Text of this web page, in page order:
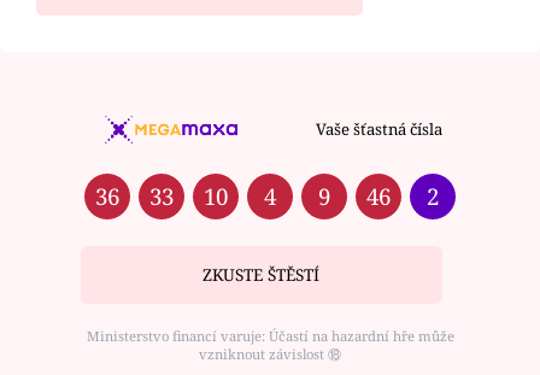
Vaše šťastná čísla
36 33 10 4 9 46 2
ZKUSTE ŠTĚSTÍ
Ministerstvo financí varuje: Účastí na hazardní hře může
vzniknout závislost ⑱